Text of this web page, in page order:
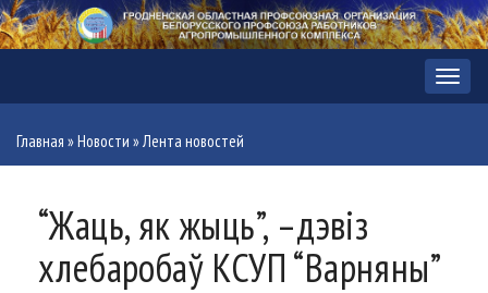
Меню
Главная »Новости »Лента новостей
“Жаць, як жыць”, –дэвіз
хлебаробаў КСУП “Варняны”